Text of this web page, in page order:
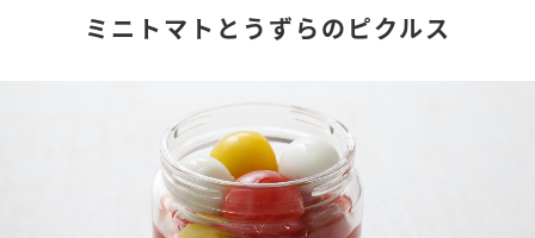
商品情報
調味酢
キャンペーン情報
ミニトマトとうずらのピクルス